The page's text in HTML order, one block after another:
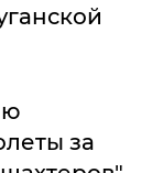
за